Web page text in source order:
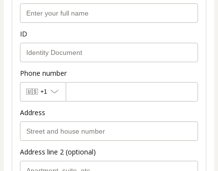
ID
Phone number
🇺🇸 +1
Address
Address line 2 (optional)